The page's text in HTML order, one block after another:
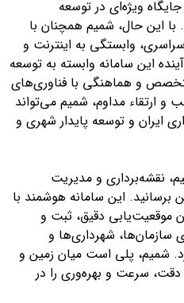
ویژه‌ای در توسعه
این حال، شمیم همچنان با
وابستگی به اینترنت و
این سامانه وابسته به توسعه
و هماهنگی با فناوری‌های
و ارتقاء مداوم، شمیم می‌تواند
ایران و توسعه پایدار شهری و
نقشه‌برداری و مدیریت
این سامانه هوشمند با
موقعیت‌یابی دقیق، ثبت و
سازمان‌ها، شهرداری‌ها و
شمیم، پلی است میان زمین و
سرعت و بهره‌وری را در